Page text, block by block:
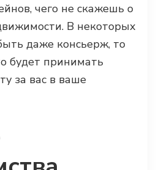
чего не скажешь о
В некоторых
даже консьерж, то
будет принимать
за вас в ваше